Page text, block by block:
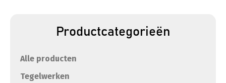
Productcategorieën
Alle producten
Tegelwerken